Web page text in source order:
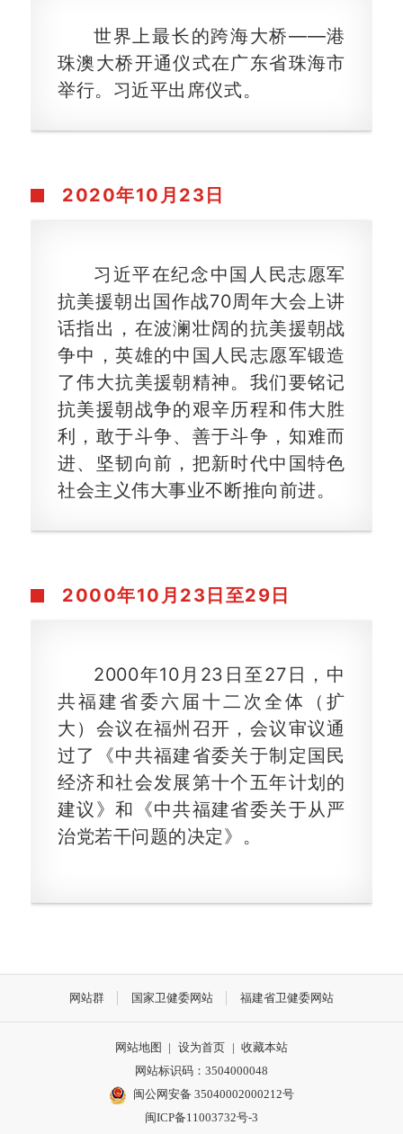
世界上最长的跨海大桥——港
珠澳大桥开通仪式在广东省珠海市
举行。习近平出席仪式。
2020年10月23日
习近平在纪念中国人民志愿军
抗美援朝出国作战70周年大会上讲
话指出，在波澜壮阔的抗美援朝战
争中，英雄的中国人民志愿军锻造
了伟大抗美援朝精神。我们要铭记
抗美援朝战争的艰辛历程和伟大胜
利，敢于斗争、善于斗争，知难而
进、坚韧向前，把新时代中国特色
社会主义伟大事业不断推向前进。
2000年10月23日至29日
2000年10月23日至27日，中
共福建省委六届十二次全体（扩
大）会议在福州召开，会议审议通
过了《中共福建省委关于制定国民
经济和社会发展第十个五年计划的
建议》和《中共福建省委关于从严
治党若干问题的决定》。
网站群 国家卫健委网站 福建省卫健委网站
网站地图 | 设为首页 | 收藏本站
网站标识码：3504000048
闽公网安备 35040002000212号
闽ICP备11003732号-3